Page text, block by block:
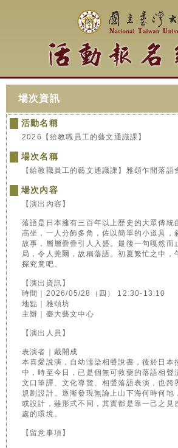
場次資訊
活動名稱
2026【給教職員工的藝文通識課】
場次名稱
【給教職員工的藝文通識課】雅頌乍閒落語
場次內容
【演出內容】
落語是日本擁有三百年以上歷史的大眾傳統
高坐，一人分飾多角，佐以簡單的小道具，
故事，層層疊疊引人入盛。最後一句嘎然而
局，令人莞爾，故稱落語。初夏繁忙之中，
探究竟吧。
【演出資訊】
時間｜2026/05/28（四） 12:30-13:10
地點｜雅頌坊
主辦｜臺大藝文中心
【演出人員】
表演者｜戴開成
本喜愛說演，自幼濡染相聲說書，後於日本
中，時至今日，已是個無可救藥的落語相聲
文口筆譯、文化導覽、相聲落語表演，也跨
規劃設計。逐漸發現無論上山下海何時何地
或設計，雖形式不同，其實都是靠一己之見
處的環境。
【留意事項】